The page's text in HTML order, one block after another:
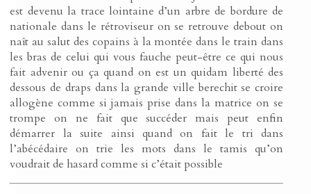
est devenu la trace lointaine d’un arbre de bordure de
nationale dans le rétroviseur on se retrouve debout on
naît au salut des copains à la montée dans le train dans
les bras de celui qui vous fauche peut-être ce qui nous
fait advenir ou ça quand on est un quidam liberté des
dessous de draps dans la grande ville berechit se croire
allogène comme si jamais prise dans la matrice on se
trompe on ne fait que succéder mais peut enfin
démarrer la suite ainsi quand on fait le tri dans
l’abécédaire on trie les mots dans le tamis qu’on
voudrait de hasard comme si c’était possible